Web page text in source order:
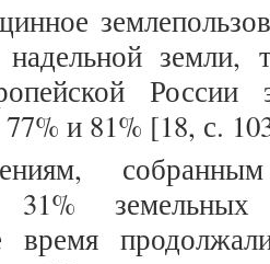
земли,
России
77% и 81% [18, с.
собранным
31%
время